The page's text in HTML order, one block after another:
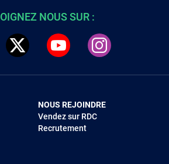
NOUS SUR :
NOUS REJOINDRE
Vendez sur RDC
Recrutement